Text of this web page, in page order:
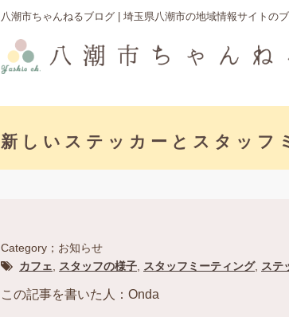
八潮市ちゃんねるブログ | 埼玉県八潮市の地域情報サイトの
新しいステッカーとスタッフ
Category；お知らせ
カフェ
スタッフの様子 スタッフミーティング, ステ
この記事を書いた人：Onda